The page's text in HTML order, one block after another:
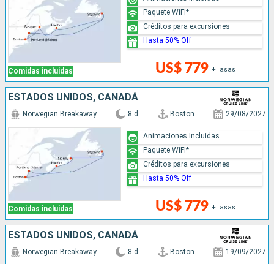
Comidas incluidas US$ 779 +Tasas
Paquete WiFi*
Créditos para excursiones
Hasta 50% Off
ESTADOS UNIDOS, CANADÁ
Comidas incluidas
Norwegian Breakaway 8 d Boston 29/08/2027
US$ 779 +Tasas
Animaciones Incluidas
Paquete WiFi*
Créditos para excursiones
Hasta 50% Off
ESTADOS UNIDOS, CANADÁ
Norwegian Breakaway 8 d Boston 19/09/2027